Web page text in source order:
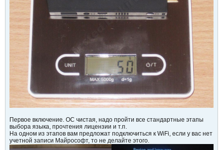
Первое включение. ОС чистая, надо пройти все стандартные этапы
выбора языка, прочтения лицензии и т.п.
На одном из этапов вам предложат подключиться к WiFi, если у вас нет
учетной записи Майрософт, то не делайте этого.